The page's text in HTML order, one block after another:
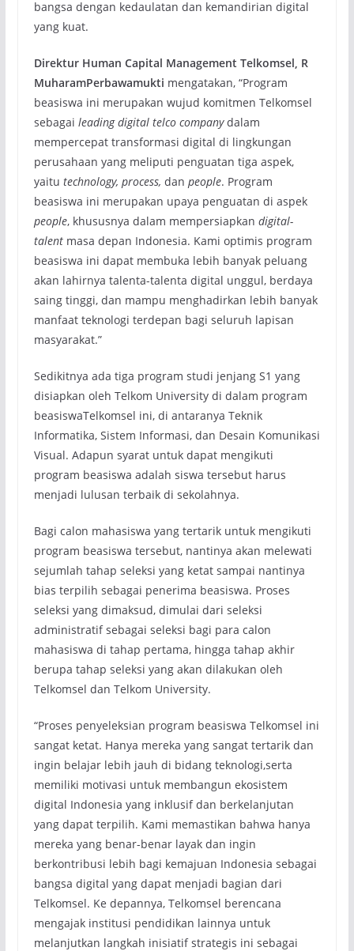
bangsa dengan kedaulatan dan kemandirian digital
yang kuat.
Direktur Human Capital Management Telkomsel, R
MuharamPerbawamukti mengatakan, “Program
beasiswa ini merupakan wujud komitmen Telkomsel
sebagai leading digital telco companydalam
mempercepat transformasi digital di lingkungan
perusahaan yang meliputi penguatan tiga aspek,
yaitu technology, process, dan people. Program
beasiswa ini merupakan upaya penguatan di aspek
people, khususnya dalam mempersiapkan digital-
talentmasa depan Indonesia. Kami optimis program
beasiswa ini dapat membuka lebih banyak peluang
akan lahirnya talenta-talenta digital unggul, berdaya
saing tinggi, dan mampu menghadirkan lebih banyak
manfaat teknologi terdepan bagi seluruh lapisan
masyarakat.”
Sedikitnya ada tiga program studi jenjang S1 yang
disiapkan oleh Telkom University di dalam program
beasiswaTelkomsel ini, di antaranya Teknik
Informatika, Sistem Informasi, dan Desain Komunikasi
Visual. Adapun syarat untuk dapat mengikuti
program beasiswa adalah siswa tersebut harus
menjadi lulusan terbaik di sekolahnya.
Bagi calon mahasiswa yang tertarik untuk mengikuti
program beasiswa tersebut, nantinya akan melewati
sejumlah tahap seleksi yang ketat sampai nantinya
bias terpilih sebagai penerima beasiswa. Proses
seleksi yang dimaksud, dimulai dari seleksi
administratif sebagai seleksi bagi para calon
mahasiswa di tahap pertama, hingga tahap akhir
berupa tahap seleksi yang akan dilakukan oleh
Telkomsel dan Telkom University.
“Proses penyeleksian program beasiswa Telkomsel ini
sangat ketat. Hanya mereka yang sangat tertarik dan
ingin belajar lebih jauh di bidang teknologi,serta
memiliki motivasi untuk membangun ekosistem
digital Indonesia yang inklusif dan berkelanjutan
yang dapat terpilih. Kami memastikan bahwa hanya
mereka yang benar-benar layak dan ingin
berkontribusi lebih bagi kemajuan Indonesia sebagai
bangsa digital yang dapat menjadi bagian dari
Telkomsel. Ke depannya, Telkomsel berencana
mengajak institusi pendidikan lainnya untuk
melanjutkan langkah inisiatif strategis ini sebagai